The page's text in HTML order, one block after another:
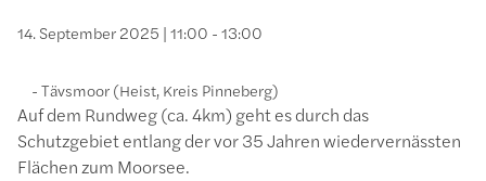
14. September 2025 | 11:00 - 13:00
Tävsmoor (Heist, Kreis Pinneberg)
Auf dem Rundweg (ca. 4km) geht es durch das
Schutzgebiet entlang der vor 35 Jahren wiedervernässten
Flächen zum Moorsee.